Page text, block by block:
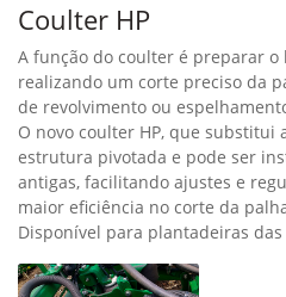
Coulter HP
A função do coulter é preparar o
realizando um corte preciso da
de revolvimento ou
O novo coulter HP, que substitui
estrutura pivotada e pode ser
antigas, facilitando ajustes e
maior eficiência no corte da
Disponível para plantadeiras das